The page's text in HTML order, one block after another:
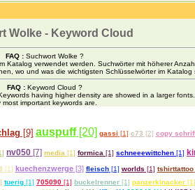
Wolke - Keyword Cloud
FAQ :Suchwort Wolke ?
Katalog verwendet werden. Suchwörter mit höherer
wo und was die wichtigsten Schlüsselwörter im Katalog
FAQ :Keyword Cloud ?
having higher density are showed in a larger
most important keywords are.
[9] auspuff[20] gassi [1] c73 [2] copy
nv050 [7] media [1] formica [1] schneeewittchen [1]
[1] kuechenzwerge[3] fleisch[1] worlds [1] tshirttattoo
tuerig [1] 705090 [1] buckelrenner [1] panzerklnacker [1]